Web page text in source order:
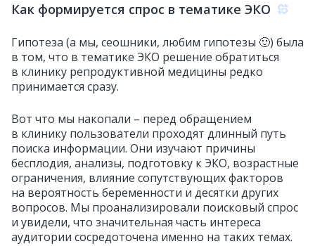
Как формируется спрос в тематике ЭКО
Гипотеза (а мы, сеошники, любим гипотезы 🙂) была
в том, что в тематике ЭКО решение обратиться
в клинику репродуктивной медицины редко
принимается сразу.
Вот что мы накопали – перед обращением
в клинику пользователи проходят длинный путь
поиска информации. Они изучают причины
бесплодия, анализы, подготовку к ЭКО, возрастные
ограничения, влияние сопутствующих факторов
на вероятность беременности и десятки других
вопросов. Мы проанализировали поисковый спрос
и увидели, что значительная часть интереса
аудитории сосредоточена именно на таких темах.